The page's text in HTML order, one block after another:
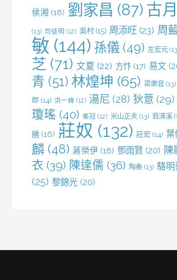
侯湘 (18) 劉家昌 (87) 古月
(13) 司徒明 (12) 吳村 (15) 周添旺 (23) 周
敏 (144) 孫儀 (49) 左宏元
芝 (71) 文夏 (22) 方忭 (17) 易文
青 (51) 林煌坤 (65) 梁樂音 (13)
郎 (14) 洪一峰 (12) 湯尼 (28) 狄薏 (29)
瓊瑤 (40) 秦冠 (12) 米山正夫 (13) 翁清溪
勝 (16) 莊奴 (132) 莊宏 (14) 葉
麟 (48) 蔣榮伊 (18) 鄧雨賢 (20) 陳
衣 (39) 陳達儒 (36) 陶秦 (13) 駱明
(25) 黎錦光 (20)